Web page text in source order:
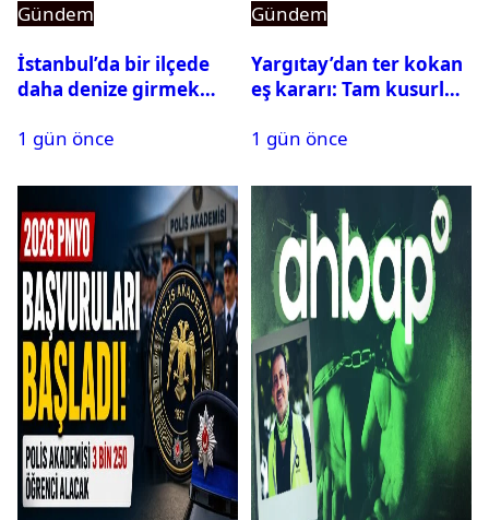
Gündem
İstanbul’da bir ilçede
daha denize girmek
1 gün önce
Gündem
Yargıtay’dan ter kokan
eş kararı: Tam kusurlu
1 gün önce